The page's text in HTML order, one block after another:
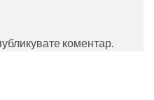
коментар.